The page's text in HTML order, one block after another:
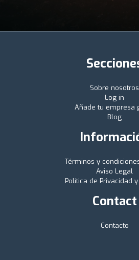
Sobre nosotros
Log in
Añade tu empresa
Blog
Términos y
Aviso Legal
Política de Privacidad y
Contact
Contacto